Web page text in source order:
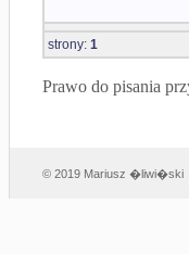
strony: 1
Prawo do pisania
© 2019 Mariusz